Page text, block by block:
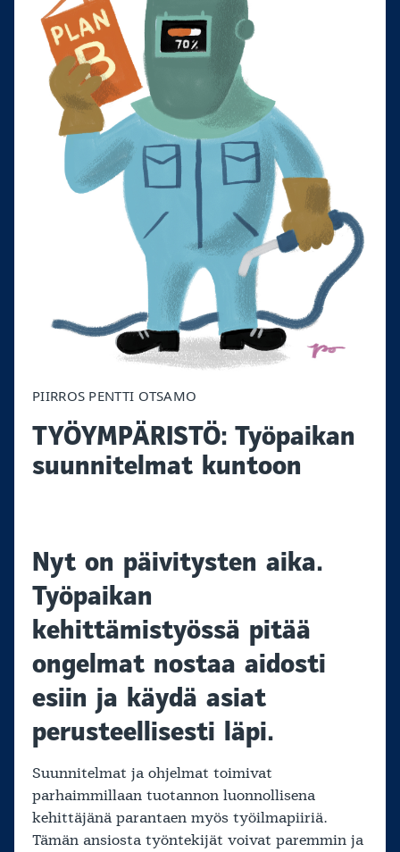
PIIRROS PENTTI OTSAMO
TYÖYMPÄRISTÖ: Työpaikan
suunnitelmat kuntoon
Nyt on päivitysten aika.
Työpaikan
kehittämistyössä pitää
ongelmat nostaa aidosti
esiin ja käydä asiat
perusteellisesti läpi.
Suunnitelmat ja ohjelmat toimivat
parhaimmillaan tuotannon luonnollisena
kehittäjänä parantaen myös työilmapiiriä.
Tämän ansiosta työntekijät voivat paremmin ja